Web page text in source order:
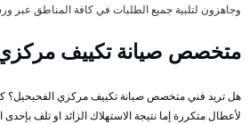
وجاهزون لتلبية جميع الطلبات في كافة المناطق عبر
متخصص صيانة تكييف مركزي
هل تريد فني متخصص صيانة تكييف مركزي الفحيحيل؟
لأعطال متكررة إما نتيجة الاستهلاك الزائد او تلف